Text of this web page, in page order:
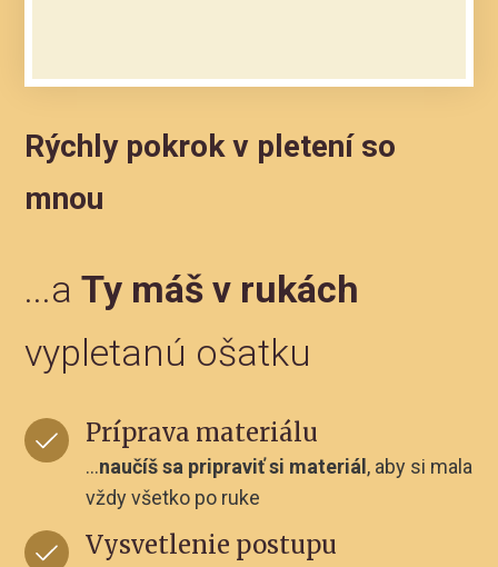
Rýchly pokrok v pletení so
mnou
...aTy máš v rukách
vypletanú ošatku
Príprava materiálu
...naučíš sa pripraviť si materiál , aby si mala
vždy všetko po ruke
Vysvetlenie postupu